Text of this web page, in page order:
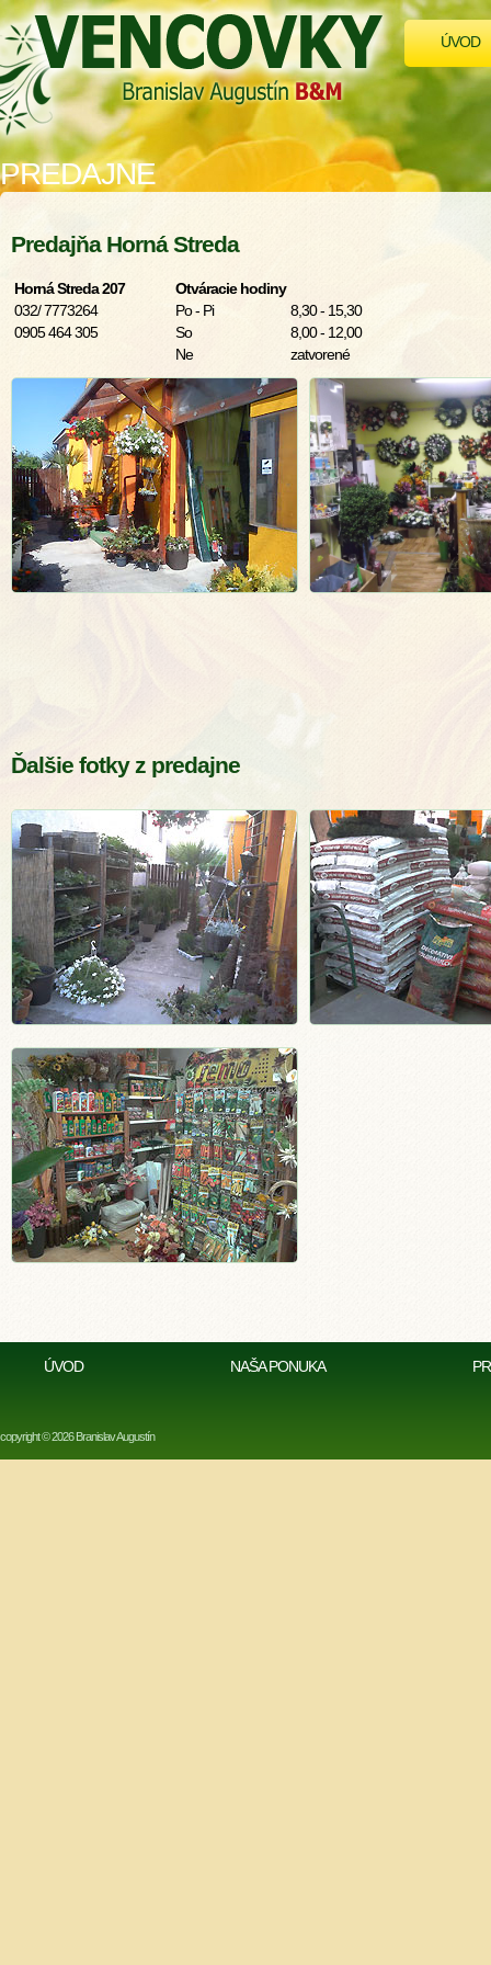
ÚVOD
PREDAJNE
Predajňa Horná Streda
Horná Streda 207
032/ 7773264
0905 464 305
Otváracie hodiny
Po - Pi
8,30 - 15,30
So
8,00 - 12,00
Ne
zatvorené
Ďalšie fotky z predajne
ÚVOD NAŠA PONUKA
copyright © 2026 Branislav Augustín